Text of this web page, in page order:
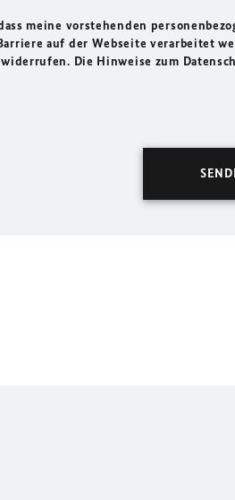
meine vorstehenden
auf der Webseite verarbeitet
Die Hinweise zum